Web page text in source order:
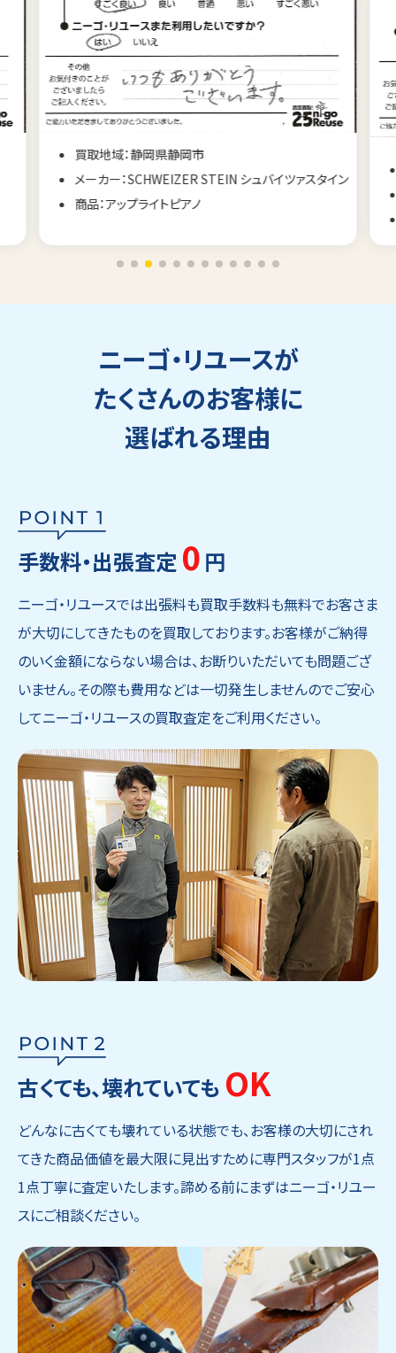
買取地域：静岡県静岡市
メーカー：SCHWEIZER STEIN シュバイツァスタイン
商品：アップライトピアノ
ニーゴ・リユースが
たくさんのお客様に
選ばれる理由
手数料・出張査定 0 円
ニーゴ・リユースでは出張料も買取手数料も無料でお客さま
が大切にしてきたものを買取しております。お客様がご納得
のいく金額にならない場合は、お断りいただいても問題ござ
いません。その際も費用などは一切発生しませんのでご安心
してニーゴ・リユースの買取査定をご利用ください。
古くても、壊れていても OK
どんなに古くても壊れている状態でも、お客様の大切にされ
てきた商品価値を最大限に見出すために専門スタッフが1点
1点丁寧に査定いたします。諦める前にまずはニーゴ・リユー
スにご相談ください。